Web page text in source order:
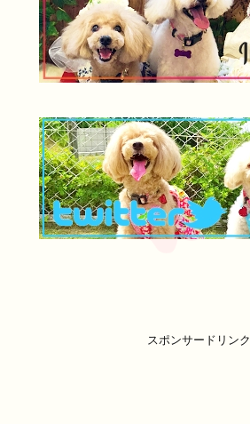
スポンサードリンク